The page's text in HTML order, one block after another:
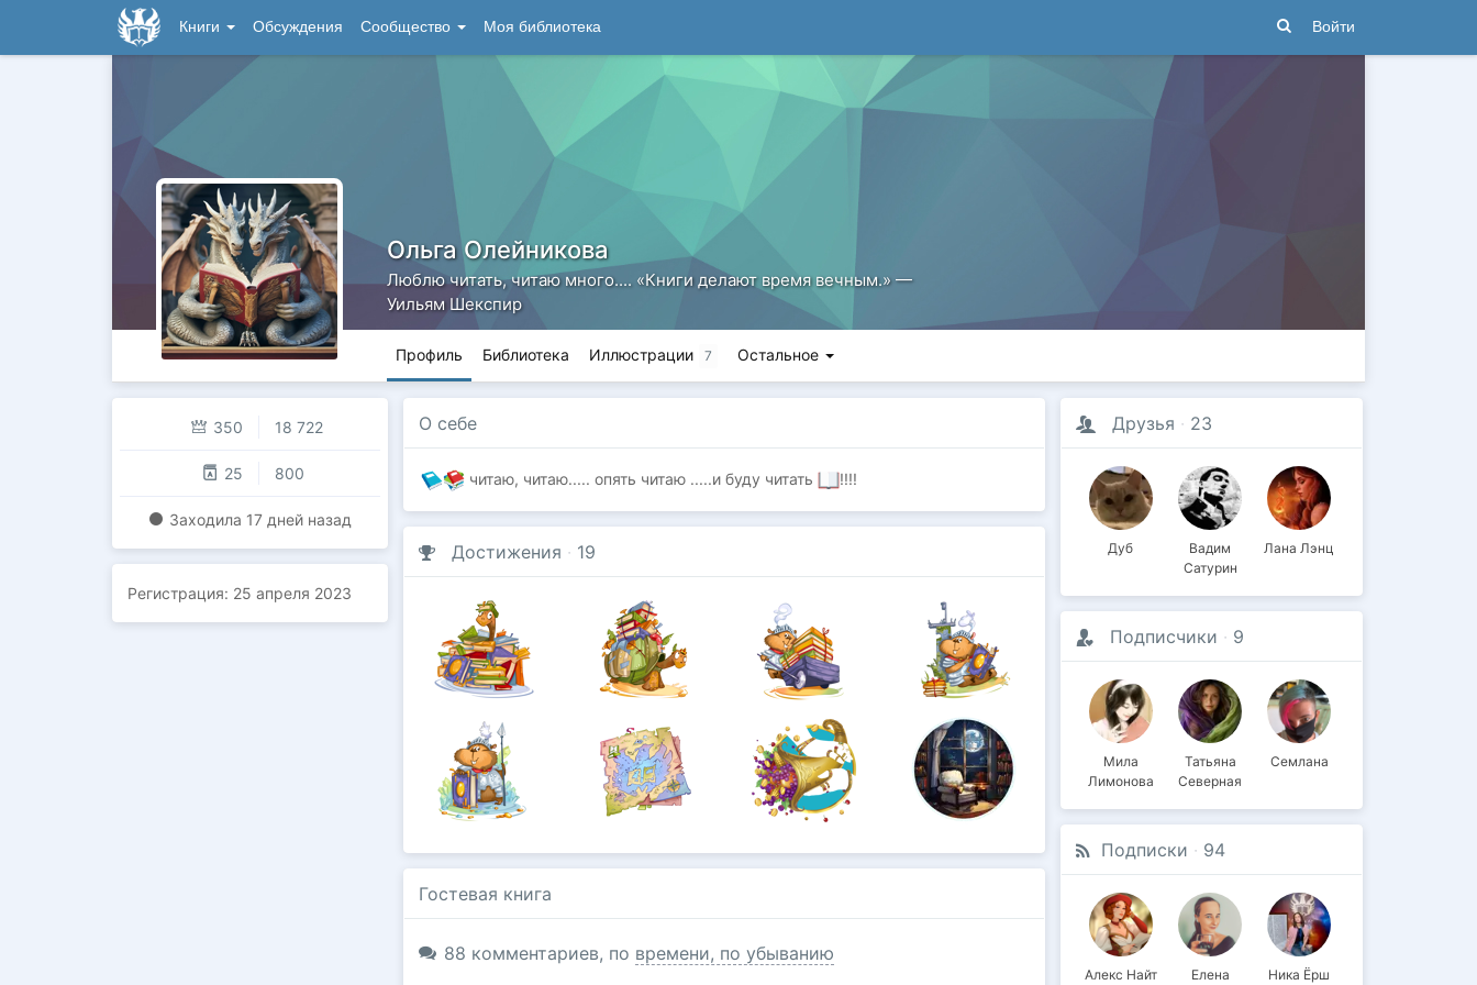
Книги Обсуждения Сообщество Моя библиотека Войти
Ольга Олейникова
Люблю читать, читаю много.... «Книги делают время вечным.» —
Уильям Шекспир
Профиль Библиотека Иллюстрации 7 Остальное
350 18 722
25 800
Заходилa 17 дней назад
Регистрация: 25 апреля 2023
О себе
читаю, читаю..... опять читаю .....и буду читать !!!!
Достижения · 19
Гостевая книга
88 комментариев, по времени, по убыванию
Друзья · 23
Дуб
Вадим
Сатурин
Лана Лэнц
Подписчики · 9
Мила
Лимонова
Татьяна
Северная
Семлана
Подписки · 94
Алекс Найт Елена Ника Ёрш